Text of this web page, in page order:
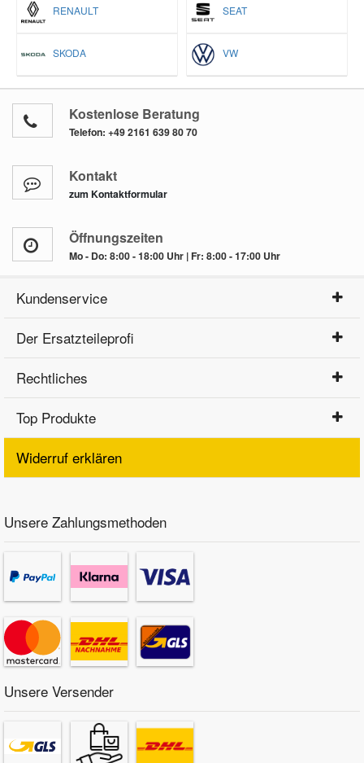
RENAULT SEAT
SKODA VW
Kostenlose Beratung
Telefon: +49 2161 639 80 70
Kontakt
zum Kontaktformular
Öffnungszeiten
Mo - Do: 8:00 - 18:00 Uhr | Fr: 8:00 - 17:00 Uhr
Kundenservice
Der Ersatzteileprofi
Rechtliches
Top Produkte
Widerruf erklären
Unsere Zahlungsmethoden
Unsere Versender